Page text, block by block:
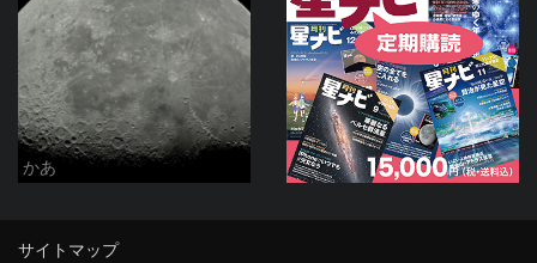
かあ
サイトマップ